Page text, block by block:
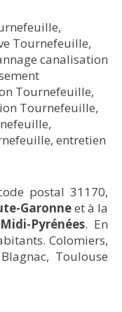
,
Tournefeuille,
canalisation
Tournefeuille,
Tournefeuille,
,
, entretien
postal 31170,
Garonneet à la
Pyrénées. En
Colomiers,
Toulouse